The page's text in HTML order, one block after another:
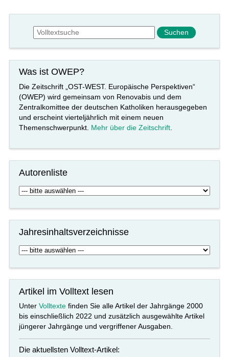
Suchformular
Suche
Was ist OWEP?
Die Zeitschrift „OST-WEST. Europäische Perspektiven“
(OWEP) wird gemeinsam von Renovabis und dem
Zentralkomittee der deutschen Katholiken herausgegeben
und erscheint vierteljährlich mit einem neuen
Themenschwerpunkt. Mehr über die Zeitschrift
Autorenliste
Jahresinhaltsverzeichnisse
Artikel im Volltext lesen
UnterVolltexte finden Sie alle Artikel der Jahrgänge 2000
bis einschließlich 2022 und zusätzlich ausgewählte Artikel
jüngerer Jahrgänge und vergriffener Ausgaben.
Die aktuellsten Volltext-Artikel: